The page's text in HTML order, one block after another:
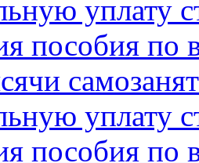
уплату
пособия по
уплату
пособия по